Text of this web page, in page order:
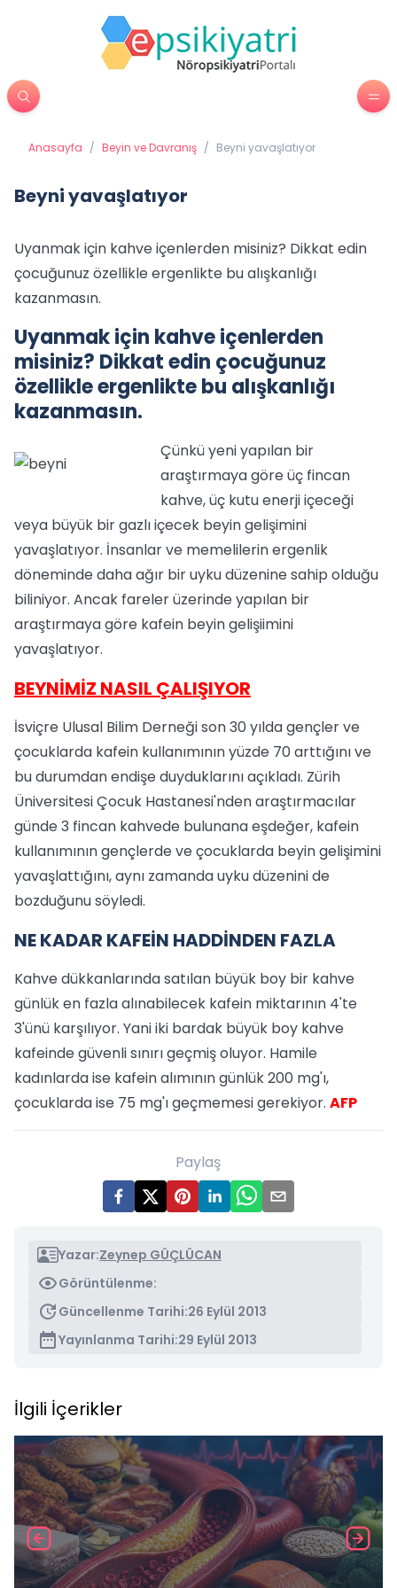
Anasayfa / Beyin ve Davranış / Beyni yavaşlatıyor
Beyni yavaşlatıyor
Uyanmak için kahve içenlerden misiniz? Dikkat edin
çocuğunuz özellikle ergenlikte bu alışkanlığı
kazanmasın.
Uyanmak için kahve içenlerden
misiniz? Dikkat edin çocuğunuz
özellikle ergenlikte bu alışkanlığı
kazanmasın.
Çünkü yeni yapılan bir
araştırmaya göre üç fincan
kahve, üç kutu enerji içeceği
veya büyük bir gazlı içecek beyin gelişimini
yavaşlatıyor. İnsanlar ve memelilerin ergenlik
döneminde daha ağır bir uyku düzenine sahip olduğu
biliniyor. Ancak fareler üzerinde yapılan bir
araştırmaya göre kafein beyin gelişiimini
yavaşlatıyor.
BEYNİMİZ NASIL ÇALIŞIYOR
İsviçre Ulusal Bilim Derneği son 30 yılda gençler ve
çocuklarda kafein kullanımının yüzde 70 arttığını ve
bu durumdan endişe duyduklarını açıkladı. Zürih
Üniversitesi Çocuk Hastanesi'nden araştırmacılar
günde 3 fincan kahvede bulunana eşdeğer, kafein
kullanımının gençlerde ve çocuklarda beyin gelişimini
yavaşlattığını, aynı zamanda uyku düzenini de
bozduğunu söyledi.
NE KADAR KAFEİN HADDİNDEN FAZLA
Kahve dükkanlarında satılan büyük boy bir kahve
günlük en fazla alınabilecek kafein miktarının 4'te
3'ünü karşılıyor. Yani iki bardak büyük boy kahve
kafeinde güvenli sınırı geçmiş oluyor. Hamile
kadınlarda ise kafein alımının günlük 200 mg'ı,
çocuklarda ise 75 mg'ı geçmemesi gerekiyor. AFP
Paylaş
Yazar:Zeynep GÜÇLÜCAN
Görüntülenme:
Güncellenme Tarihi:26 Eylül 2013
Yayınlanma Tarihi:29 Eylül 2013
İlgili İçerikler